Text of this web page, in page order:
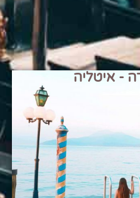
- איטליה